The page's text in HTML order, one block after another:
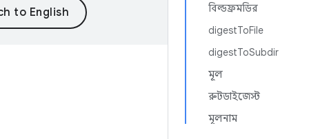
বিল্ডফ্রমডির
digestToFile
digestToSubdir
মূল
রুটডাইজেস্ট
মূলনাম